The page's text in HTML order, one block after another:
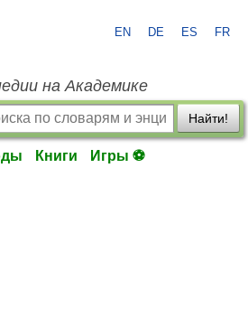
EN DE ES FR
на Академике
Найти!
Книги Игры ⚽